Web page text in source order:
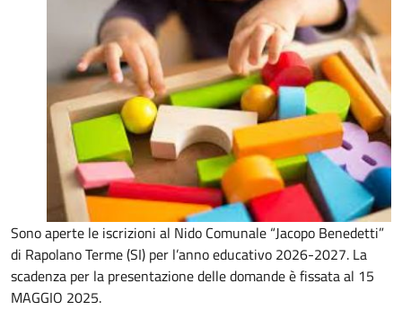
Sono aperte le iscrizioni al Nido Comunale “Jacopo Benedetti”
di Rapolano Terme (SI) per l’anno educativo 2026-2027. La
scadenza per la presentazione delle domande è fissata al 15
MAGGIO 2025.